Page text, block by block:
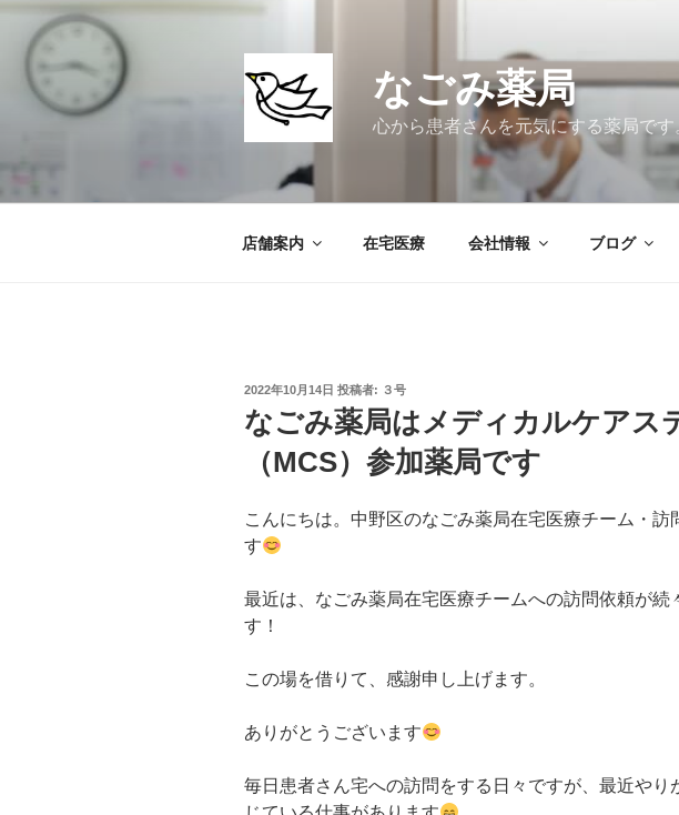
コ
キ
なごみ薬局
心から患者さんを元気にする薬局です
店舗案内 在宅医療 会社情報 ブログ
投
稿
日:
2022年10月14日 投稿者: ３号
なごみ薬局はメディカルケアス
（MCS）参加薬局です
こんにちは。中野区のなごみ薬局在宅医療チーム・訪
す
最近は、なごみ薬局在宅医療チームへの訪問依頼が続
す！
この場を借りて、感謝申し上げます。
ありがとうございます
毎日患者さん宅への訪問をする日々ですが、最近やり